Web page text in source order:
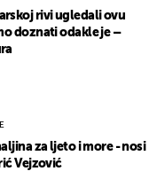
rivi ugledali ovu
doznati odakle je –
za ljeto i more - nosi
Vejzović